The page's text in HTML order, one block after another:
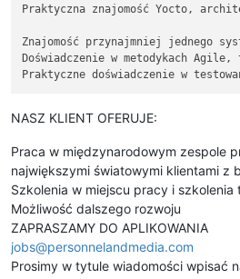
Praktyczna znajomość Yocto,
Znajomość przynajmniej jednego
Doświadczenie w metodykach
NASZ KLIENT OFERUJE:
Praca w międzynarodowym zespole
największymi światowymi klientami z
Szkolenia w miejscu pracy i szkolenia
Możliwość dalszego rozwoju
ZAPRASZAMY DO APLIKOWANIA
jobs@personnelandmedia.com
Prosimy w tytule wiadomości wpisać